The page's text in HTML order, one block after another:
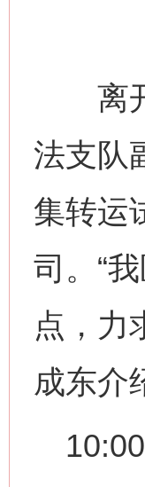
离开
法支队
集转运
司。“
点，力
成东介
10:00